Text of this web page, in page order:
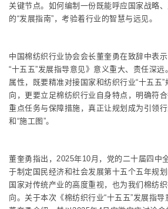
关键节点。如何编制一份既能呼应国家战略
的“发展指南”，考验着行业的智慧与远见。
中国棉纺织行业协会会长董奎勇在致辞中表
“十五五”发展指导意见》意义重大、责任深
属性，既要精准对接国家和纺织行业“十五五
向，更要立足棉纺织行业自身特点，明确符合
重点任务与保障措施，真正让规划成为引领
和“施工图”。
董奎勇指出，2025年10月，党的二十届四中
于制定国民经济和社会发展第十五个五年规
国家对传统产业的高度重视，也为我们棉纺
向。关于本次《棉纺织行业“十五五”发展指导